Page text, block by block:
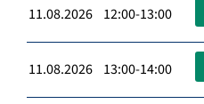
11.08.2026 12:00-13:00
11.08.2026 13:00-14:00